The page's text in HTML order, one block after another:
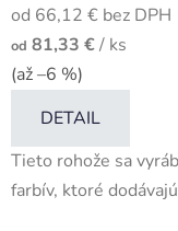
od 66,12 € bez DPH
od 81,33 €/ ks
(až –6 %)
DETAIL
Tieto rohože sa
farbív, ktoré